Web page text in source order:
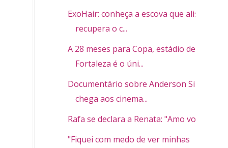
ExoHair: conheça a escova que alisa e
recupera o c...
A 28 meses para Copa, estádio de
Fortaleza é o úni...
Documentário sobre Anderson Silva
chega aos cinema...
Rafa se declara a Renata: "Amo você"
"Fiquei com medo de ver minhas